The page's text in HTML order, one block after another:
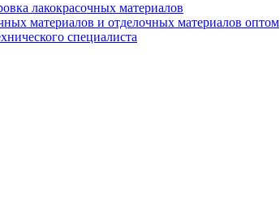
лакокрасочных материалов
материалов и отделочных материалов оптом
специалиста